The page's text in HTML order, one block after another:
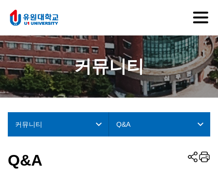
커뮤니티
커뮤니티 Q&A
Q&A